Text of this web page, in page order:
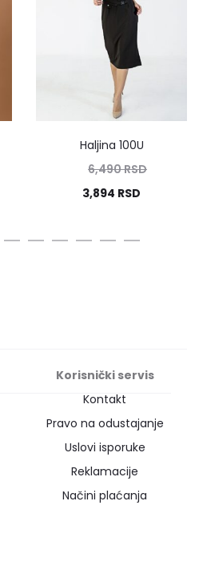
Haljina 100U
6,490RSD
3,894 RSD
Korisnički servis
Kontakt
Pravo na odustajanje
Uslovi isporuke
Reklamacije
Načini plaćanja